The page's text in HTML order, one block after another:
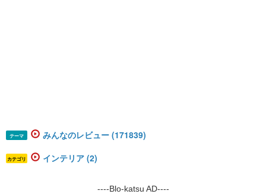
テーマ みんなのレビュー (171839)
カテゴリ インテリア (2)
----Blo-katsu AD----